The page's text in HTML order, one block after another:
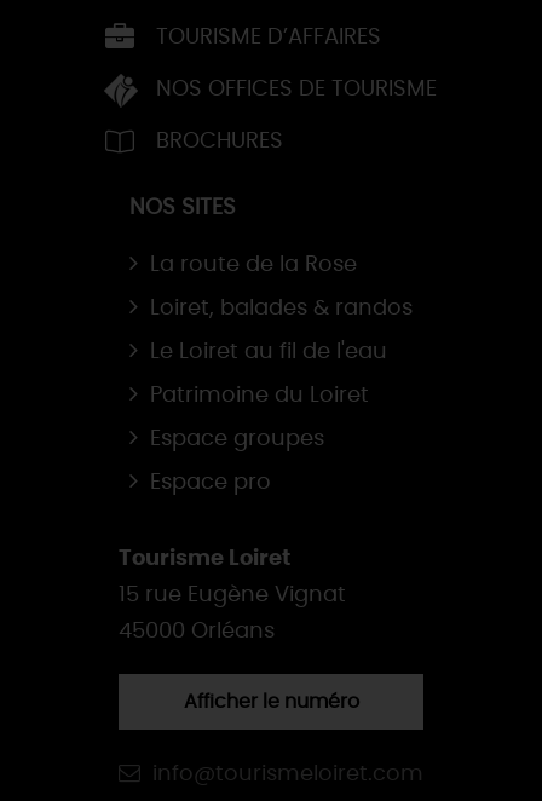
TOURISME D’AFFAIRES
NOS OFFICES DE TOURISME
BROCHURES
NOS SITES
La route de la Rose
Loiret, balades & randos
Le Loiret au fil de l'eau
Patrimoine du Loiret
Espace groupes
Espace pro
Tourisme Loiret
15 rue Eugène Vignat
45000 Orléans
Afficher le numéro
info@tourismeloiret.com